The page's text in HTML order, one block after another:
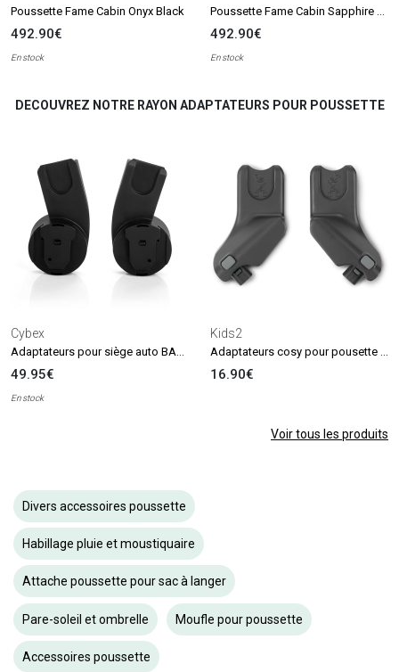
Poussette Fame Cabin Onyx Black
492.90€
En stock
Poussette Fame Cabin Sapphire Sand
492.90€
En stock
DECOUVREZ NOTRE RAYON ADAPTATEURS POUR POUSSETTE
Cybex
Adaptateurs pour siège auto BALIOS S et TALOS S LUX
49.95€
En stock
Kids2
Adaptateurs cosy pour pousette 3D TravelMate
16.90€
Voir tous les produits
Divers accessoires poussette
Habillage pluie et moustiquaire
Attache poussette pour sac à langer
Pare-soleil et ombrelle Moufle pour poussette
Accessoires poussette